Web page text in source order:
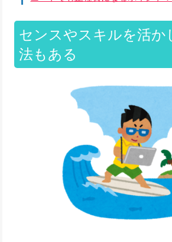
センスやスキルを活か
法もある